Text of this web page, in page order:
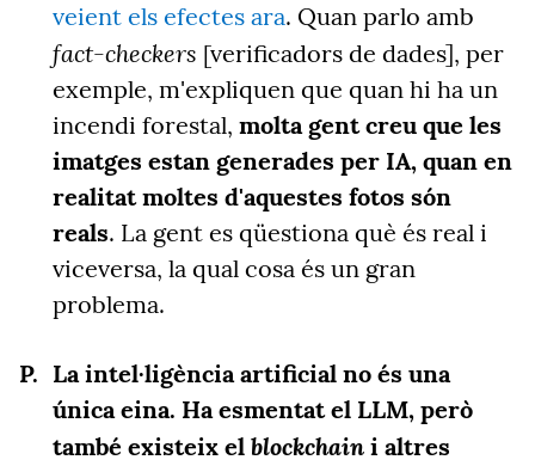
veient els efectes ara. Quan parlo amb
fact-checkers [verificadors de dades], per
exemple, m'expliquen que quan hi ha un
incendi forestal, molta gent creu que les
imatges estan generades per IA, quan en
realitat moltes d'aquestes fotos són
reals. La gent es qüestiona què és real i
viceversa, la qual cosa és un gran
problema.
La intel·ligència artificial no és una
única eina. Ha esmentat el LLM, però
també existeix el blockchain i altres